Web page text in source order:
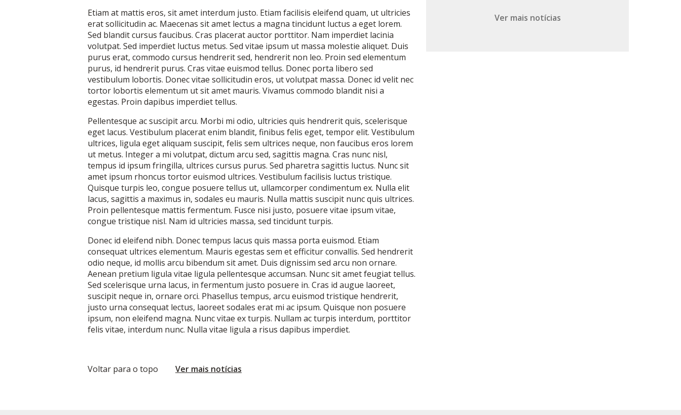
Etiam at mattis eros, sit amet interdum justo. Etiam facilisis eleifend quam, ut ultricies
erat sollicitudin ac. Maecenas sit amet lectus a magna tincidunt luctus a eget lorem.
Sed blandit cursus faucibus. Cras placerat auctor porttitor. Nam imperdiet lacinia
volutpat. Sed imperdiet luctus metus. Sed vitae ipsum ut massa molestie aliquet. Duis
purus erat, commodo cursus hendrerit sed, hendrerit non leo. Proin sed elementum
purus, id hendrerit purus. Cras vitae euismod tellus. Donec porta libero sed
vestibulum lobortis. Donec vitae sollicitudin eros, ut volutpat massa. Donec id velit nec
tortor lobortis elementum ut sit amet mauris. Vivamus commodo blandit nisi a
egestas. Proin dapibus imperdiet tellus.
Pellentesque ac suscipit arcu. Morbi mi odio, ultricies quis hendrerit quis, scelerisque
eget lacus. Vestibulum placerat enim blandit, finibus felis eget, tempor elit. Vestibulum
ultrices, ligula eget aliquam suscipit, felis sem ultrices neque, non faucibus eros lorem
ut metus. Integer a mi volutpat, dictum arcu sed, sagittis magna. Cras nunc nisl,
tempus id ipsum fringilla, ultrices cursus purus. Sed pharetra sagittis luctus. Nunc sit
amet ipsum rhoncus tortor euismod ultrices. Vestibulum facilisis luctus tristique.
Quisque turpis leo, congue posuere tellus ut, ullamcorper condimentum ex. Nulla elit
lacus, sagittis a maximus in, sodales eu mauris. Nulla mattis suscipit nunc quis ultrices.
Proin pellentesque mattis fermentum. Fusce nisi justo, posuere vitae ipsum vitae,
congue tristique nisl. Nam id ultricies massa, sed tincidunt turpis.
Donec id eleifend nibh. Donec tempus lacus quis massa porta euismod. Etiam
consequat ultrices elementum. Mauris egestas sem et efficitur convallis. Sed hendrerit
odio neque, id mollis arcu bibendum sit amet. Duis dignissim sed arcu non ornare.
Aenean pretium ligula vitae ligula pellentesque accumsan. Nunc sit amet feugiat tellus.
Sed scelerisque urna lacus, in fermentum justo posuere in. Cras id augue laoreet,
suscipit neque in, ornare orci. Phasellus tempus, arcu euismod tristique hendrerit,
justo urna consequat lectus, laoreet sodales erat mi ac ipsum. Quisque non posuere
ipsum, non eleifend magna. Nunc vitae ex turpis. Nullam ac turpis interdum, porttitor
felis vitae, interdum nunc. Nulla vitae ligula a risus dapibus imperdiet.
Voltar para o topo Ver mais notícias
Ver mais notícias